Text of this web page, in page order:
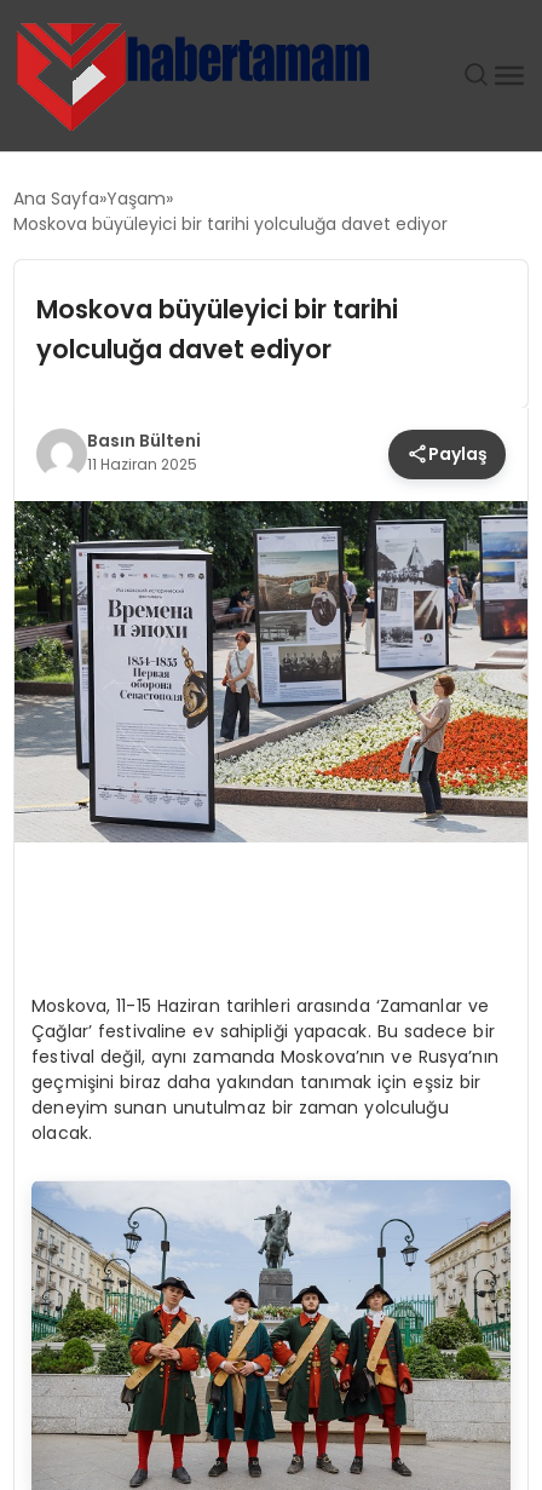
SPOR
SAĞLIK
EKONOMI
MAGAZIN
SIYASET
EĞITIM
YAŞAM
Ana Sayfa Yaşam
Moskova büyüleyici bir tarihi yolculuğa davet ediyor
Moskova büyüleyici bir tarihi
yolculuğa davet ediyor
Basın Bülteni
11 Haziran 2025 Paylaş
Moskova, 11-15 Haziran tarihleri arasında ‘Zamanlar ve
Çağlar’ festivaline ev sahipliği yapacak. Bu sadece bir
festival değil, aynı zamanda Moskova’nın ve Rusya’nın
geçmişini biraz daha yakından tanımak için eşsiz bir
deneyim sunan unutulmaz bir zaman yolculuğu
olacak.